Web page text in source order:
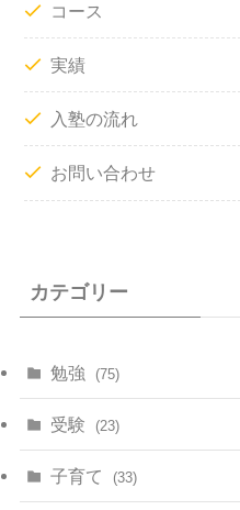
コース
実績
入塾の流れ
お問い合わせ
カテゴリー
勉強 (75)
受験 (23)
子育て (33)